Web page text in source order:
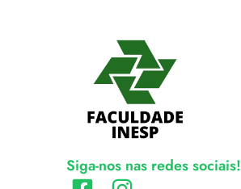
Siga-nos nas redes sociais!